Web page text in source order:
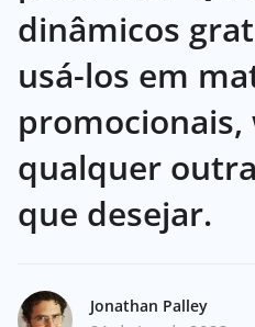
dinâmicos
usá-los em
promocionais,
qualquer
que desejar.
Jonathan Palley